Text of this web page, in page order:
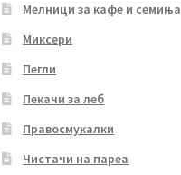
Мелници за кафе и семиња
Миксери
Пегли
Пекачи за леб
Правосмукалки
Чистачи на пареа